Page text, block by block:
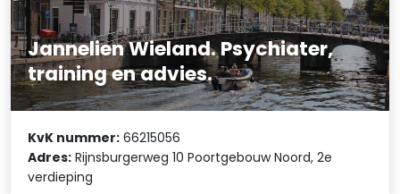
Jannelien Wieland. Psychiater,
training en advies.
KvK nummer: 66215056
Adres: Rijnsburgerweg 10 Poortgebouw Noord, 2e
verdieping